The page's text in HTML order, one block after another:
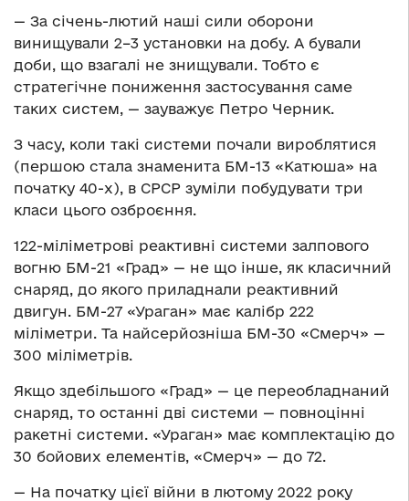
— За січень-лютий наші сили оборони
винищували 2–3 установки на добу. А бували
доби, що взагалі не знищували. Тобто є
стратегічне пониження застосування саме
таких систем, — зауважує Петро Черник.
З часу, коли такі системи почали вироблятися
(першою стала знаменита БМ-13 «Катюша» на
початку 40-х), в СРСР зуміли побудувати три
класи цього озброєння.
122-міліметрові реактивні системи залпового
вогню БМ-21 «Град» — не що інше, як класичний
снаряд, до якого приладнали реактивний
двигун. БМ-27 «Ураган» має калібр 222
міліметри. Та найсерйозніша БМ-30 «Смерч» —
300 міліметрів.
Якщо здебільшого «Град» — це переобладнаний
снаряд, то останні дві системи — повноцінні
ракетні системи. «Ураган» має комплектацію до
30 бойових елементів, «Смерч» — до 72.
— На початку цієї війни в лютому 2022 року